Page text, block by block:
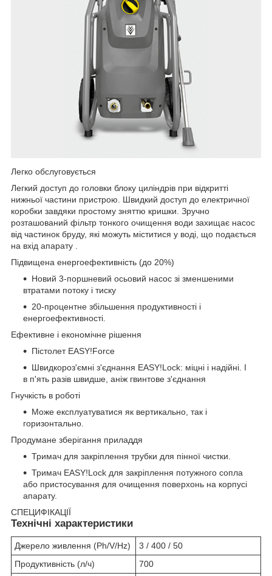
Легко обслуговується
Легкий доступ до головки блоку циліндрів при відкритті
нижньої частини пристрою. Швидкий доступ до електричної
коробки завдяки простому зняттю кришки. Зручно
розташований фільтр тонкого очищення води захищає насос
від частинок бруду, які можуть міститися у воді, що подається
на вхід апарату .
Підвищена енергоефективність (до 20%)
Новий 3-поршневий осьовий насос зі зменшеними
втратами потоку і тиску
20-процентне збільшення продуктивності і
енергоефективності.
Ефективне і економічне рішення
Пістолет EASY!Force
Швидкороз'ємні з'єднання EASY!Lock: міцні і надійні. І
в п'ять разів швидше, аніж гвинтове з'єднання
Гнучкість в роботі
Може експлуатуватися як вертикально, так і
горизонтально.
Продумане зберігання приладдя
Тримач для закріплення трубки для пінної чистки.
Тримач EASY!Lock для закріплення потужного сопла
або пристосування для очищення поверхонь на корпусі
апарату.
СПЕЦИФІКАЦІЇ
Технічні характеристики
Джерело живлення (Ph/V/Hz)
3 / 400 / 50
Продуктивність (л/ч)
700